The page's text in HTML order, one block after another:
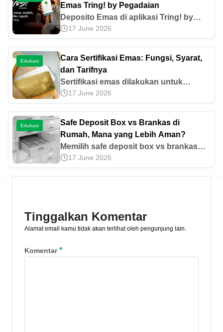
Emas Tring! by Pegadaian
Deposito Emas di aplikasi Tring! by
Pegadaian menjadi solusi pilihan untuk
menyiapkan dana darurat. Yuk, simak
informasi lebih lengkapnya dalam
artikel ini!
17 June 2026
Edukasi
Cara Sertifikasi Emas: Fungsi, Syarat,
dan Tarifnya
Sertifikasi emas dilakukan untuk
memastikan keaslian dan kualitasnya.
Ketahui cara sertifikasi emas hingga
Jasa Sertifikasi Pegadaian yang bisa
diandalkan.
17 June 2026
Edukasi
Safe Deposit Box vs Brankas di
Rumah, Mana yang Lebih Aman?
Memilih safe deposit box vs brankas
bukan hanya soal kenyamanan, namun
langkah cerdas untuk mengamankan
17 June 2026
Tinggalkan Komentar
Alamat email kamu tidak akan terlihat oleh pengunjung lain.
Komentar*